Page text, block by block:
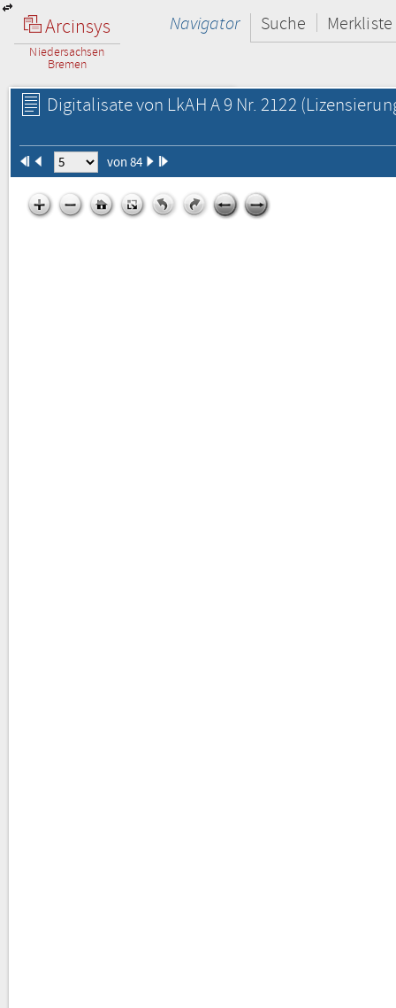
Arcinsys
Niedersachsen
Bremen
Navigator Suche Merkliste
Digitalisate von LkAH A 9 Nr. 2122
von 84